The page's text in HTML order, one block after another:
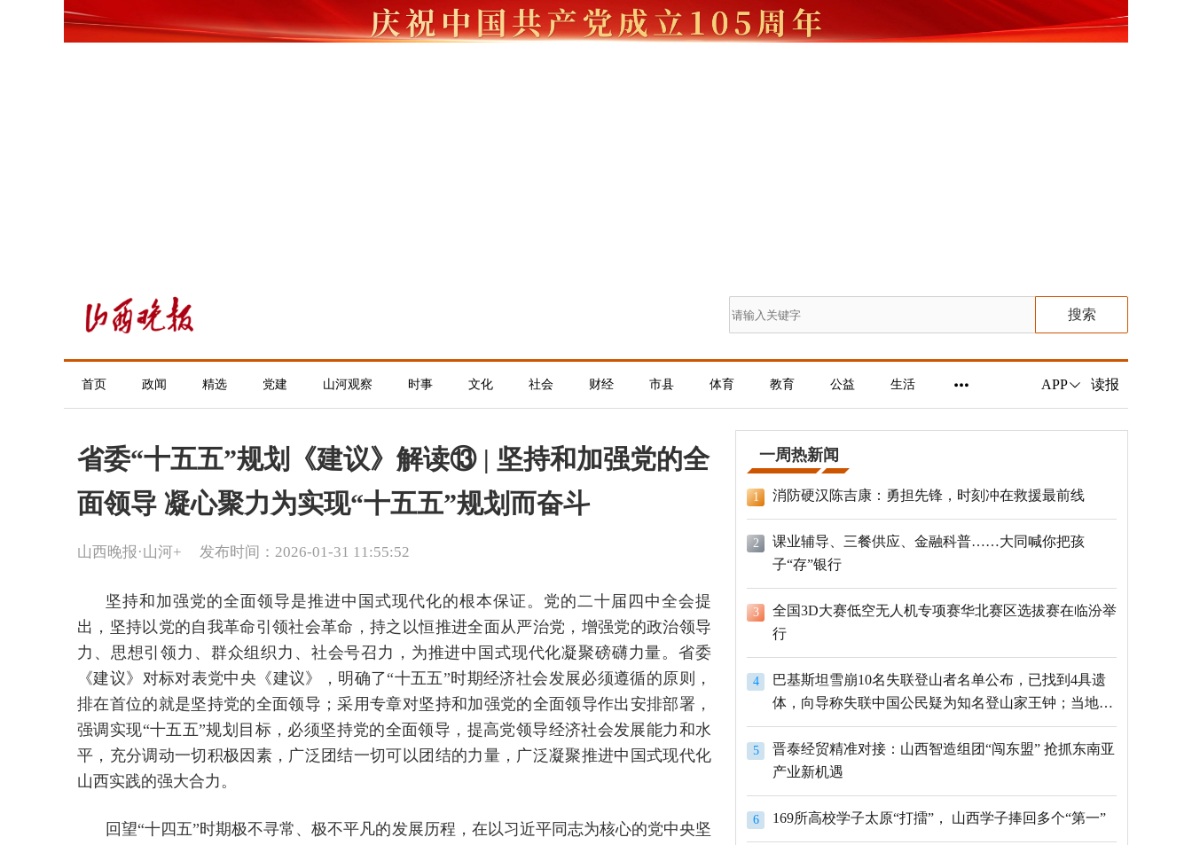
搜索
首页 政闻 精选 党建 山河观察 时事 文化 社会 财经 市县 体育 教育 公益 生活 APP 读报
省委“十五五”规划《建议》解读⑬ | 坚持和加强党的全
面领导 凝心聚力为实现“十五五”规划而奋斗
山西晚报·山河+ 发布时间：2026-01-31 11:55:52
坚持和加强党的全面领导是推进中国式现代化的根本保证。党的二十届四中全会提
出，坚持以党的自我革命引领社会革命，持之以恒推进全面从严治党，增强党的政治领导
力、思想引领力、群众组织力、社会号召力，为推进中国式现代化凝聚磅礴力量。省委
《建议》对标对表党中央《建议》，明确了“十五五”时期经济社会发展必须遵循的原则，
排在首位的就是坚持党的全面领导；采用专章对坚持和加强党的全面领导作出安排部署，
强调实现“十五五”规划目标，必须坚持党的全面领导，提高党领导经济社会发展能力和水
平，充分调动一切积极因素，广泛团结一切可以团结的力量，广泛凝聚推进中国式现代化
山西实践的强大合力。
回望“十四五”时期极不寻常、极不平凡的发展历程，在以习近平同志为核心的党中央坚
一周热新闻
1 消防硬汉陈吉康：勇担先锋，时刻冲在救援最前线
2
课业辅导、三餐供应、金融科普……大同喊你把孩
子“存”银行
3
全国3D大赛低空无人机专项赛华北赛区选拔赛在临汾举
行
4
巴基斯坦雪崩10名失联登山者名单公布，已找到4具遗
体，向导称失联中国公民疑为知名登山家王钟；当地官
员：已定位到3个追踪器
5
晋泰经贸精准对接：山西智造组团“闯东盟” 抢抓东南亚
产业新机遇
6 169所高校学子太原“打擂”， 山西学子捧回多个“第一”